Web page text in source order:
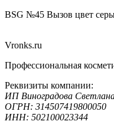
BSG №45 Вызов цвет
Vronks.ru
Профессиональная
Реквизиты компании:
ИП Виноградова
ОГРН: 314507419800050
ИНН: 502100023344